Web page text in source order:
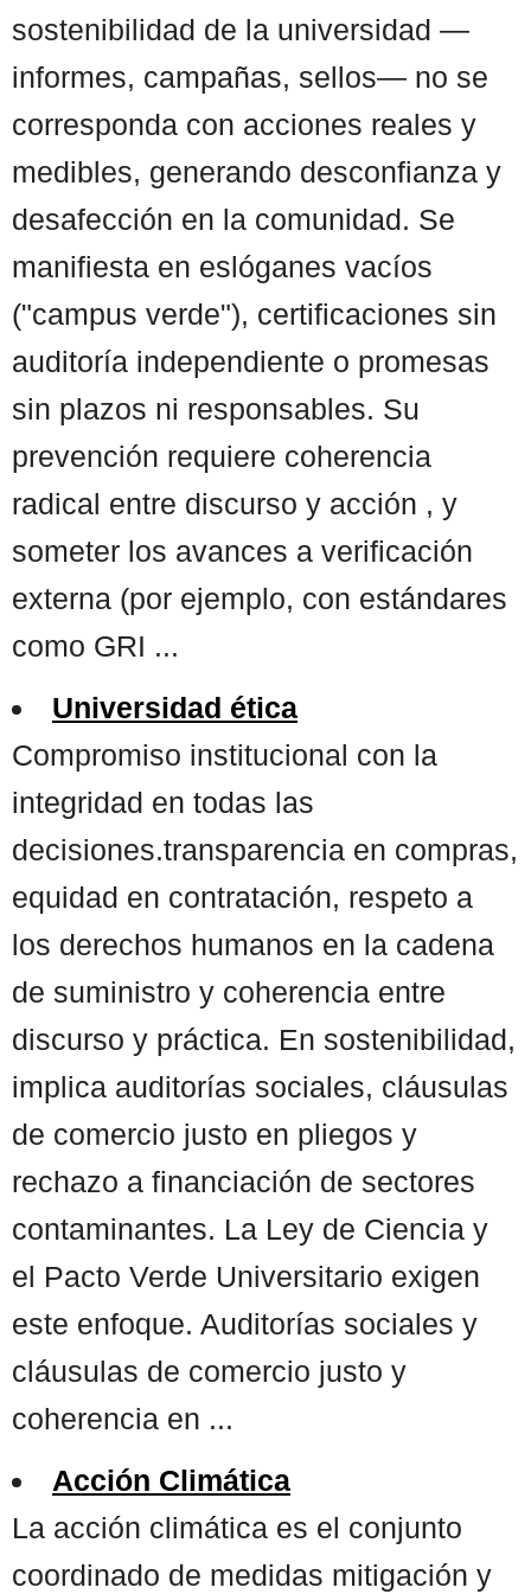
sostenibilidad de la universidad —
informes, campañas, sellos— no se
corresponda con acciones reales y
medibles, generando desconfianza y
desafección en la comunidad. Se
manifiesta en eslóganes vacíos
("campus verde"), certificaciones sin
auditoría independiente o promesas
sin plazos ni responsables. Su
prevención requiere coherencia
radical entre discurso y acción , y
someter los avances a verificación
externa (por ejemplo, con estándares
como GRI ...
Universidad ética
Compromiso institucional con la
integridad en todas las
decisiones.transparencia en compras,
equidad en contratación, respeto a
los derechos humanos en la cadena
de suministro y coherencia entre
discurso y práctica. En sostenibilidad,
implica auditorías sociales, cláusulas
de comercio justo en pliegos y
rechazo a financiación de sectores
contaminantes. La Ley de Ciencia y
el Pacto Verde Universitario exigen
este enfoque. Auditorías sociales y
cláusulas de comercio justo y
coherencia en ...
Acción Climática
La acción climática es el conjunto
coordinado de medidas mitigación y